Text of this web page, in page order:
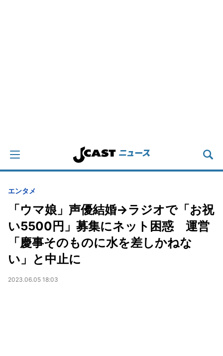
エンタメ
「ウマ娘」声優結婚→ラジオで「お祝
い5500円」募集にネット困惑 運営
「慶事そのものに水を差しかねな
い」と中止に
2023.06.05 18:03